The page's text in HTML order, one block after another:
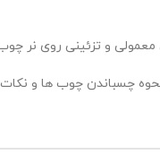
معمولی و تزئینی روی نر
چسباندن چوب ها و